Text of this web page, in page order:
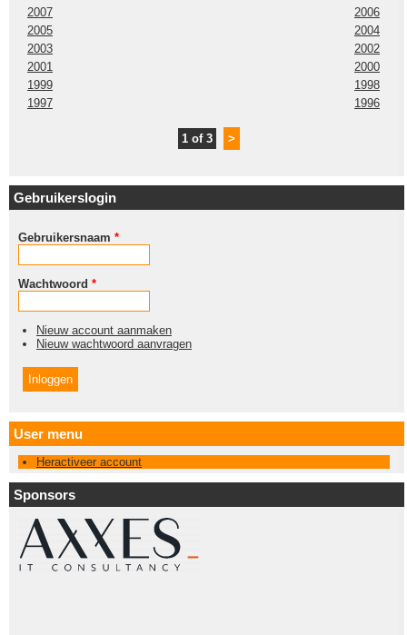
2007
2006
2005
2004
2003
2002
2001
2000
1999
1998
1997
1996
1 of 3 >
Gebruikerslogin
Gebruikersnaam *
Wachtwoord *
Nieuw account aanmaken
Nieuw wachtwoord aanvragen
User menu
Heractiveer account
Sponsors